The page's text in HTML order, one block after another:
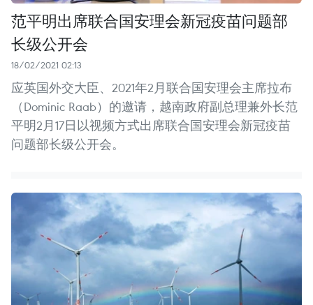
范平明出席联合国安理会新冠疫苗问题部
长级公开会
18/02/2021 02:13
应英国外交大臣、2021年2月联合国安理会主席拉布
（Dominic Raab）的邀请，越南政府副总理兼外长范
平明2月17日以视频方式出席联合国安理会新冠疫苗
问题部长级公开会。